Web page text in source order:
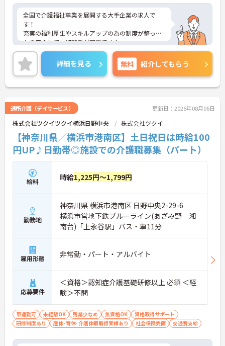
にくい人員体制です
・訪問スケジュールに沿って施設内でのケアを行う
ため、月平均の残業時間は5時間から7時間程度とか
なり少なめに抑えられます
・夜勤明けの翌日は原則としてお休みとなるシフト
編成が組まれており、しっかりと休息を取りながら
長期的な就業が可能です
＜評価制度でキャリアアップ＞
・介護福祉士や初任者研修などの資格や実務経験、
夜勤回数がしっかりと給与に反映されるためモチベ
・年次を問わずリーダーや主任などのマネジメント
職へ昇格する事例も多数あり、腰を据えて長期的な
キャリア形成が可能です
全国で介護福祉事業を展開する大手企業の求人で
す！
充実の福利厚生やスキルアップの為の制度が整って
おり安心して長期就業が可能です！
ご興味ある方には、面接のポイントなど、さらに詳
細をお話致しますのでお気軽にご相談ください。
詳細を見る 無料 紹介してもらう
通所介護（デイサービス） 更新日：2026年08月06日
株式会社ツクイツクイ横浜日野中央 株式会社ツクイ
【神奈川県／横浜市港南区】土日祝日は時給100
円UP♪日勤帯◎施設での介護職募集（パート）
給料 時給1,225円～1,799円
勤務地
神奈川県 横浜市港南区 日野中央2-29-6
横浜市営地下鉄ブルーライン(あざみ野－湘
南台)「上永谷駅」バス・車11分
雇用形態 非常勤・パート・アルバイト
応募要件
＜資格＞認知症介護基礎研修以上 必須 ＜経
験＞不問
車通勤可 未経験OK 残業少なめ 無資格OK
資格取得サポート
研修制度あり
産休･育休･介護休暇取得実績あり 社会保険完備 交通費支給